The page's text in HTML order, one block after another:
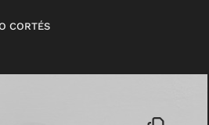
CORTÉS